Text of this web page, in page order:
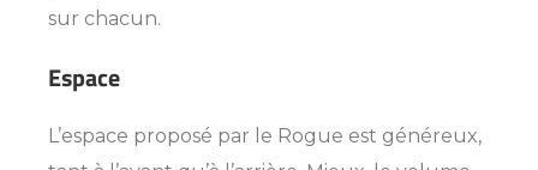
sur chacun.
Espace
L’espace proposé par le Rogue est généreux,